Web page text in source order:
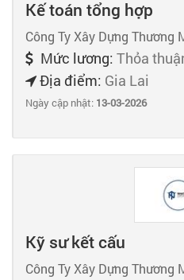
Kế toán tổng hợp
Công Ty Xây Dựng Thương
Mức lương: Thỏa
Địa điểm: Gia Lai
Ngày cập nhật: 13-03-2026
Kỹ sư kết cấu
Công Ty Xây Dựng Thương